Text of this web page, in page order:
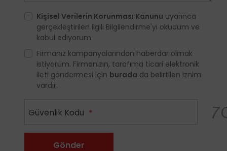
Kişisel Verilerin Korunması Kanunu uyarınca
gerçekleştirilen ilgili Bilgilendirme'yi okudum ve
kabul ediyorum.
Firmanız kampanyalarından haberdar olmak
istiyorum. Firmanızın, tarafıma ticari elektronik
ileti göndermesi için burada da belirtilen iznim
vardır.
Güvenlik Kodu *
Gönder